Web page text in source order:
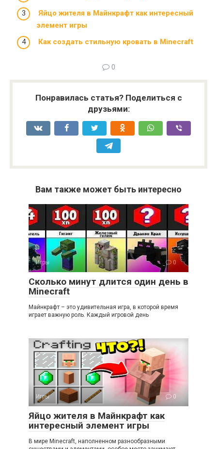
Яйцо жителя в Майнкрафт как интересный
элемент игры
Как создать стильную кровать в Minecraft
0
Понравилась статья? Поделиться с
друзьями:
Вам также может быть интересно
Игры 0
Сколько минут длится один день в
Minecraft
Майнкрафт – это удивительная игра, в которой время
играет важную роль. Каждый игровой день
Игры 0
Яйцо жителя в Майнкрафт как
интересный элемент игры
В мире Minecraft, наполненном разнообразными